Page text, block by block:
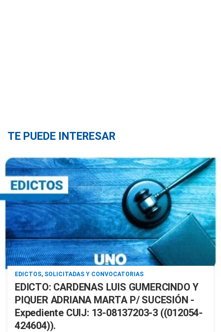
TE PUEDE INTERESAR
EDICTOS, SOLICITADAS Y CONVOCATORIAS
EDICTO: CARDENAS LUIS GUMERCINDO Y
PIQUER ADRIANA MARTA P/ SUCESIÓN -
Expediente CUIJ: 13-08137203-3 ((012054-
424604)).